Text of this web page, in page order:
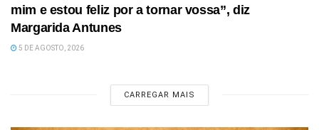
mim e estou feliz por a tornar vossa”, diz
Margarida Antunes
5 DE AGOSTO, 2026
CARREGAR MAIS